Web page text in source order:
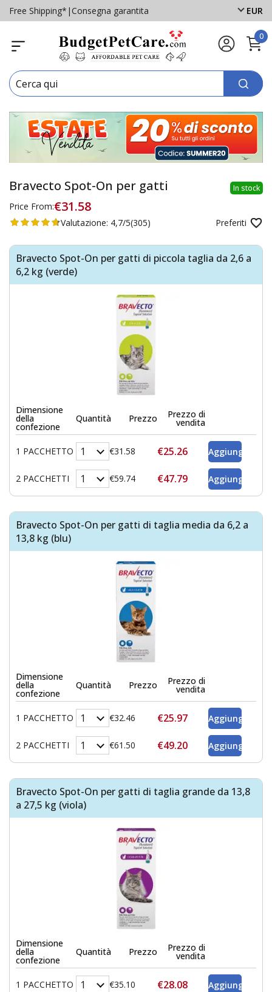
Free Shipping* |Consegna garantita EUR
0
In stock
Bravecto Spot-On per gatti
Price From:€31.58
Preferiti
Valutazione: 4,7/5(305)
Bravecto Spot-On per gatti di piccola taglia da 2,6 a
6,2 kg (verde)
Dimensione
della
confezione
Quantità Prezzo Prezzo di
vendita
1 PACCHETTO €31.58 €25.26
2 PACCHETTI €59.74 €47.79
Bravecto Spot-On per gatti di taglia media da 6,2 a
13,8 kg (blu)
Dimensione
della
confezione
Quantità Prezzo Prezzo di
vendita
1 PACCHETTO €32.46 €25.97
2 PACCHETTI €61.50 €49.20
Bravecto Spot-On per gatti di taglia grande da 13,8
a 27,5 kg (viola)
Dimensione
della
confezione
Quantità Prezzo Prezzo di
vendita
1 PACCHETTO €35.10 €28.08